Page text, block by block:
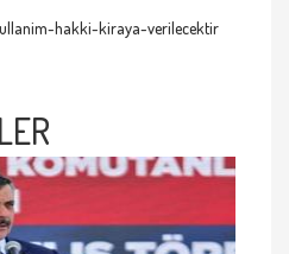
hakki-kiraya-verilecektir